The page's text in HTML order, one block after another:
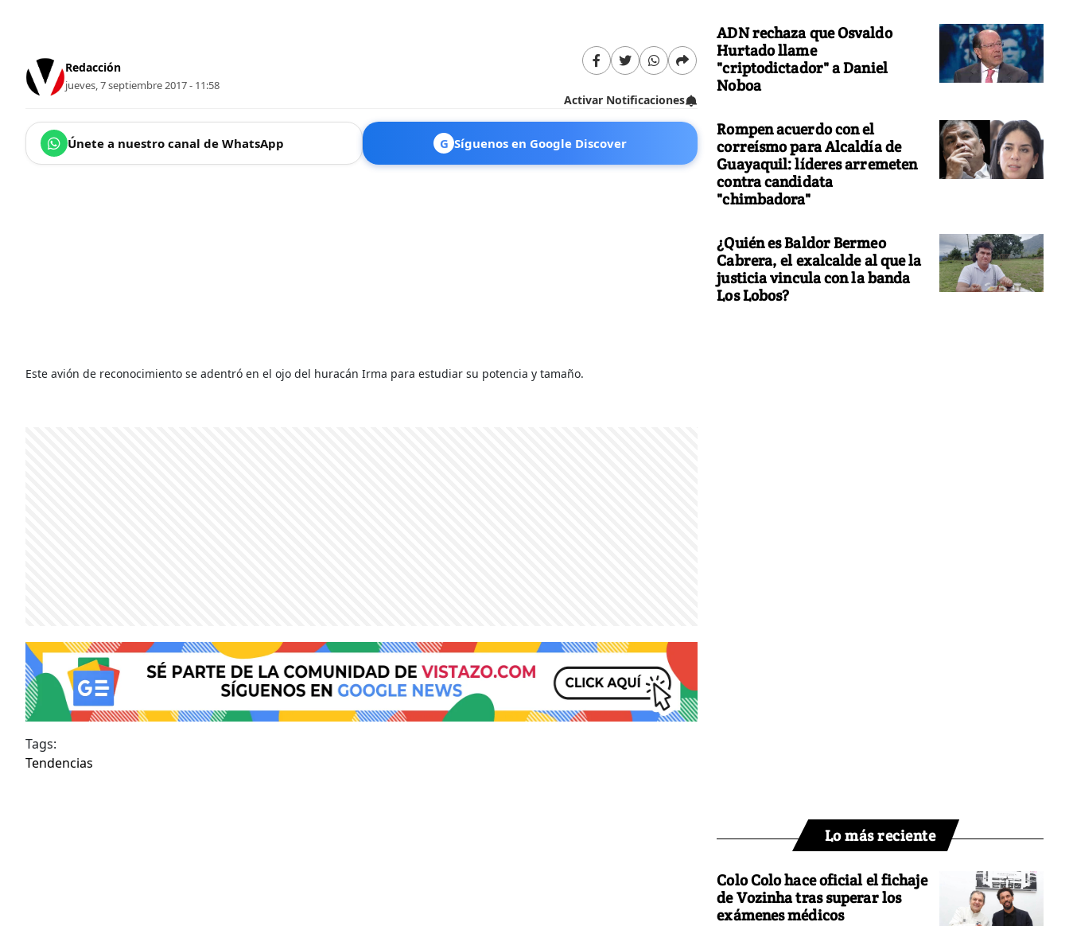
Redacción
jueves, 7 septiembre 2017 - 11:58
Activar Notificaciones
Únete a nuestro canal de WhatsApp G Síguenos en Google Discover
Este avión de reconocimiento se adentró en el ojo del huracán Irma para estudiar su potencia y tamaño.
Tags:
Tendencias
ADN rechaza que Osvaldo
Hurtado llame
"criptodictador" a Daniel
Noboa
Rompen acuerdo con el
correísmo para Alcaldía de
Guayaquil: líderes arremeten
contra candidata
"chimbadora"
¿Quién es Baldor Bermeo
Cabrera, el exalcalde al que la
justicia vincula con la banda
Los Lobos?
Lo más reciente
Colo Colo hace oficial el fichaje
de Vozinha tras superar los
exámenes médicos